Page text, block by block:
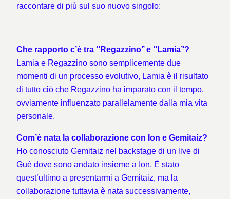
raccontare di più sul suo nuovo singolo:
Che rapporto c’è tra ‘’Regazzino’’ e ‘’Lamia’’?
Lamia e Regazzino sono semplicemente due
momenti di un processo evolutivo, Lamia è il risultato
di tutto ciò che Regazzino ha imparato con il tempo,
ovviamente influenzato parallelamente dalla mia vita
personale.
Com’è nata la collaborazione con Ion e Gemitaiz?
Ho conosciuto Gemitaiz nel backstage di un live di
Guè dove sono andato insieme a Ion. È stato
quest’ultimo a presentarmi a Gemitaiz, ma la
collaborazione tuttavia è nata successivamente,